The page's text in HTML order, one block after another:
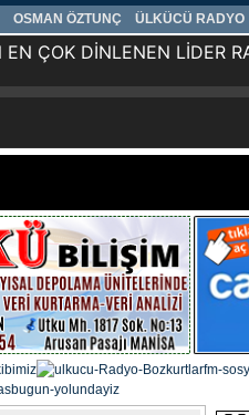
OSMAN ÖZTUNÇ ÜLKÜCÜ RADYO